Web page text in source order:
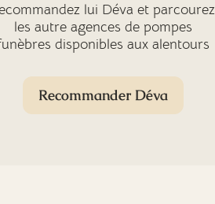
lui Déva et parcourez
les autre agences de pompes
disponibles aux alentours
Recommander Déva